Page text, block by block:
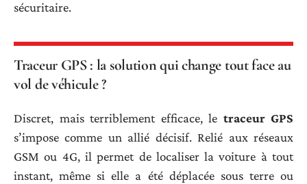
sécuritaire.
Traceur GPS : la solution qui change tout face au
vol de véhicule ?
Discret, mais terriblement efficace, le traceur GPS
s’impose comme un allié décisif. Relié aux réseaux
GSM ou 4G, il permet de localiser la voiture à tout
instant, même si elle a été déplacée sous terre ou